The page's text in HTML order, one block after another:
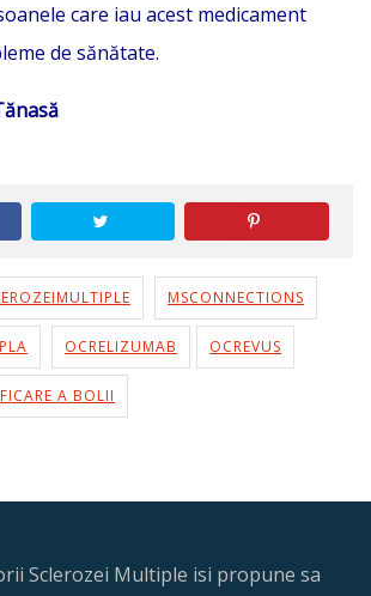
care iau acest medicament
de sănătate.
MSCONNECTIONS
OCRELIZUMAB OCREVUS
A BOLII
Sclerozei Multiple isi propune sa